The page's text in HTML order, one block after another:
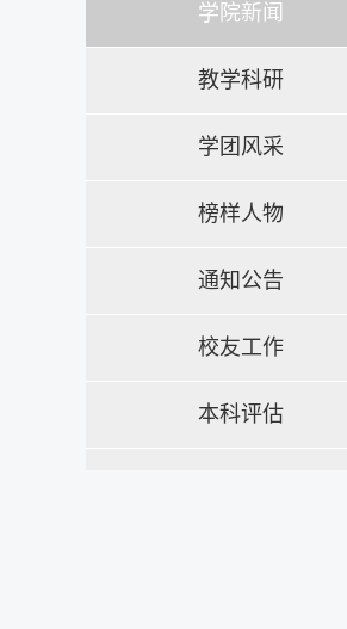
学院新闻
教学科研
学团风采
榜样人物
通知公告
校友工作
本科评估